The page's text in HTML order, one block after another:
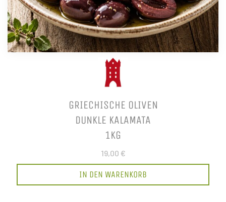
GRIECHISCHE OLIVEN
DUNKLE KALAMATA
1KG
19,00 €
IN DEN WARENKORB